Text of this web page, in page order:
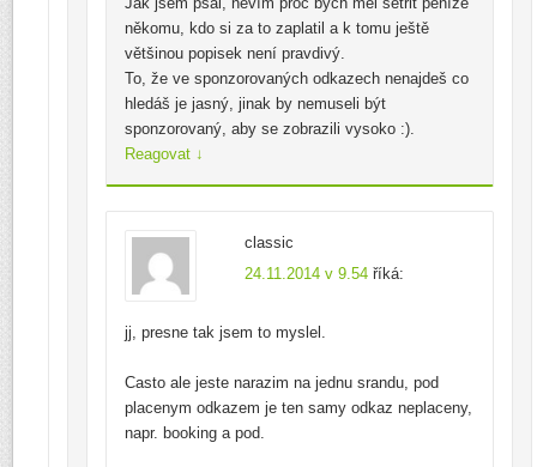
někomu, kdo si za to zaplatil a k tomu ještě
většinou popisek není pravdivý.
To, že ve sponzorovaných odkazech nenajdeš co
hledáš je jasný, jinak by nemuseli být
sponzorovaný, aby se zobrazili vysoko :).
Reagovat ↓
classic
24.11.2014 v 9.54 říká:
jj, presne tak jsem to myslel.
Casto ale jeste narazim na jednu srandu, pod
placenym odkazem je ten samy odkaz neplaceny,
napr. booking a pod.